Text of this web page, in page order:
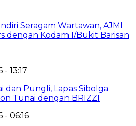
Seragam Wartawan, AJMI
dengan Kodam I/Bukit Barisan
13:17
dan Pungli, Lapas Sibolga
Tunai dengan BRIZZI
06:16